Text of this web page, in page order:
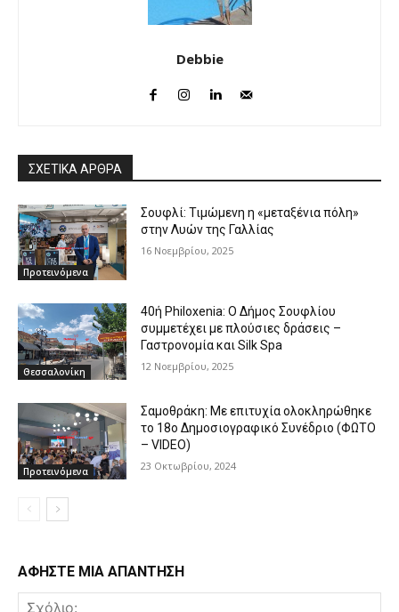
Debbie
ΣΧΕΤΙΚΑ ΑΡΘΡΑ
Προτεινόμενα
Σουφλί: Τιμώμενη η «μεταξένια πόλη»
στην Λυών της Γαλλίας
16 Νοεμβρίου, 2025
Θεσσαλονίκη
40ή Philoxenia: Ο Δήμος Σουφλίου
συμμετέχει με πλούσιες δράσεις –
Γαστρονομία και Silk Spa
12 Νοεμβρίου, 2025
Προτεινόμενα
Σαμοθράκη: Με επιτυχία ολοκληρώθηκε
το 18ο Δημοσιογραφικό Συνέδριο (ΦΩΤΟ
– VIDEO)
23 Οκτωβρίου, 2024
ΑΦΗΣΤΕ ΜΙΑ ΑΠΑΝΤΗΣΗ